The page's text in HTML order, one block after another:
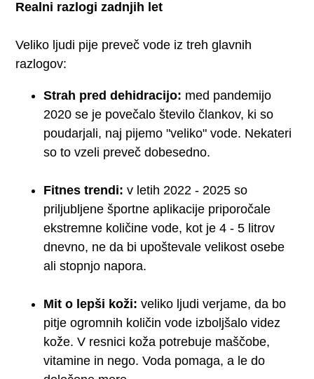
Realni razlogi zadnjih let
Veliko ljudi pije preveč vode iz treh glavnih
razlogov:
Strah pred dehidracijo: med pandemijo
2020 se je povečalo število člankov, ki so
poudarjali, naj pijemo "veliko" vode. Nekateri
so to vzeli preveč dobesedno.
Fitnes trendi: v letih 2022 - 2025 so
priljubljene športne aplikacije priporočale
ekstremne količine vode, kot je 4 - 5 litrov
dnevno, ne da bi upoštevale velikost osebe
ali stopnjo napora.
Mit o lepši koži: veliko ljudi verjame, da bo
pitje ogromnih količin vode izboljšalo videz
kože. V resnici koža potrebuje maščobe,
vitamine in nego. Voda pomaga, a le do